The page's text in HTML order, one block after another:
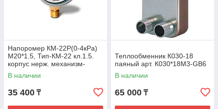
Напоромер КМ-22Р(0-4кРа)
М20*1.5, Тип-КМ-22 кл.1.5.
корпус нерж. механизм-
мд.сплав, чувствит.элемент
В наличии
35 400 ₸
Теплообменник К030-18
паяный арт. К030*18М3-GB6
В наличии
65 000 ₸